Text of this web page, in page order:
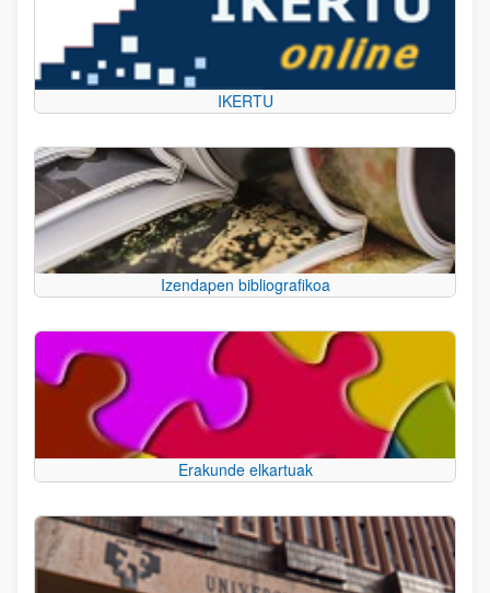
IKERTU
Izendapen bibliografikoa
Erakunde elkartuak